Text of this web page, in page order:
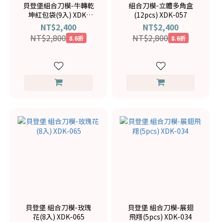
貝登堡組合刀模-牛轉乾
坤紅包袋(9入) XDK-
064
NT$2,400
NT$2,800 8.6折
組合刀模-立體多角盒
(12pcs) XDK-057
NT$2,400
NT$2,800 8.6折
貝登堡 組合刀模-玫瑰
花(8入) XDK-065
貝登堡 組合刀模-展翅
飛翔(5pcs) XDK-034